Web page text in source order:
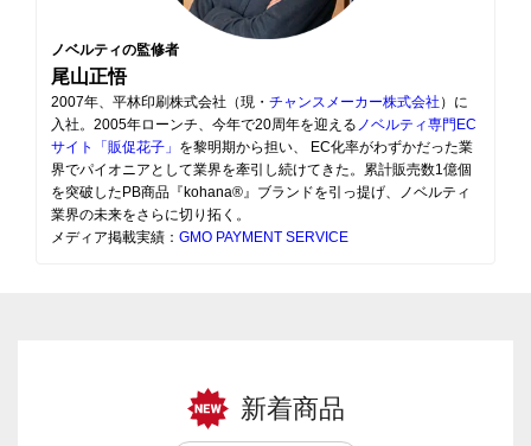
ノベルティの監修者
尾山正悟
2007年、平林印刷株式会社（現・ チャンスメーカー株式会社 ）に
入社。2005年ローンチ、今年で20周年を迎える ノベルティ専門EC
サイト「販促花子」 を黎明期から担い、 EC化率がわずかだった業
界でパイオニアとして業界を牽引し続けてきた。累計販売数1億個
を突破したPB商品『kohana®』ブランドを引っ提げ、ノベルティ
業界の未来をさらに切り拓く。
メディア掲載実績： GMO PAYMENT SERVICE
新着商品